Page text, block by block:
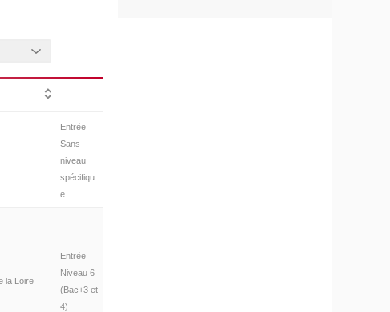
Entrée
Sans
niveau
spécifiqu
e
la Loire
Entrée
Niveau 6
(Bac+3 et
4)